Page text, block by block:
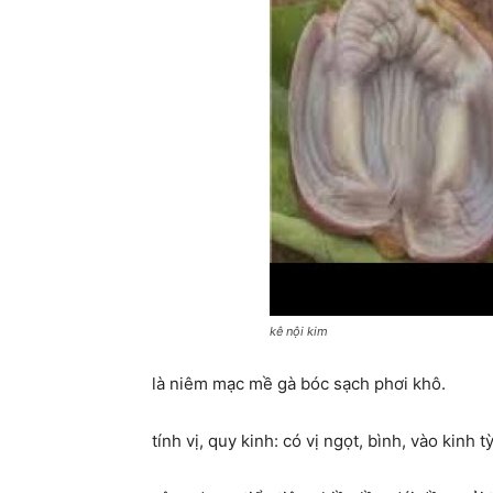
kê nội kim
là niêm mạc mề gà bóc sạch phơi khô.
tính vị, quy kinh: có vị ngọt, bình, vào kinh